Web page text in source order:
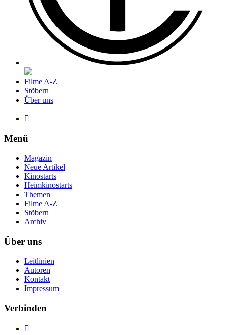
Filme A-Z
Stöbern
Über uns

Menü
Magazin
Neue Artikel
Kinostarts
Heimkinostarts
Themen
Filme A-Z
Stöbern
Archiv
Über uns
Leitlinien
Autoren
Kontakt
Impressum
Verbinden
